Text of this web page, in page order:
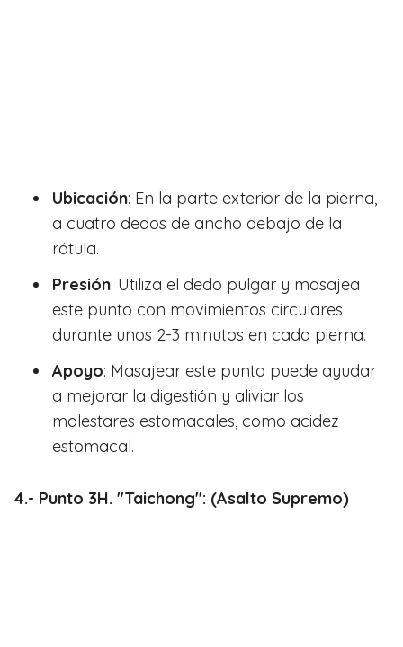
Ubicación: En la parte exterior de la pierna,
a cuatro dedos de ancho debajo de la
rótula.
Presión: Utiliza el dedo pulgar y masajea
este punto con movimientos circulares
durante unos 2-3 minutos en cada pierna.
Apoyo: Masajear este punto puede ayudar
a mejorar la digestión y aliviar los
malestares estomacales, como acidez
estomacal.
4.- Punto 3H. "Taichong": (Asalto Supremo)